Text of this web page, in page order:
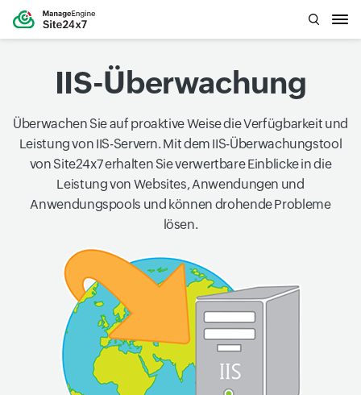
IIS-Überwachung
Überwachen Sie auf proaktive Weise die Verfügbarkeit und
Leistung von IIS-Servern. Mit dem IIS-Überwachungstool
von Site24x7 erhalten Sie verwertbare Einblicke in die
Leistung von Websites, Anwendungen und
Anwendungspools und können drohende Probleme
lösen.